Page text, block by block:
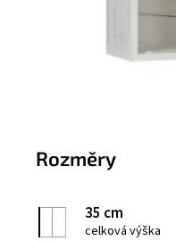
Rozměry
35 cm
celková výška